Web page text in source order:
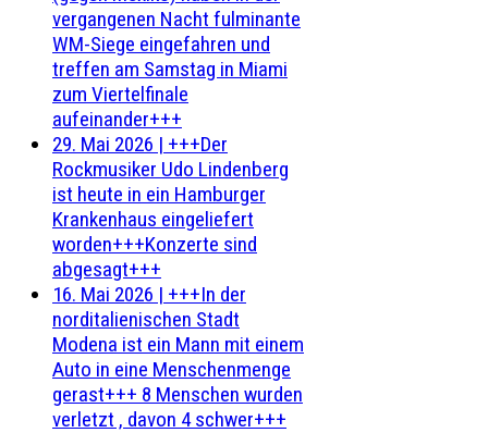
vergangenen Nacht fulminante
WM-Siege eingefahren und
treffen am Samstag in Miami
zum Viertelfinale
aufeinander+++
29. Mai 2026 | +++Der
Rockmusiker Udo Lindenberg
ist heute in ein Hamburger
Krankenhaus eingeliefert
worden+++Konzerte sind
abgesagt+++
16. Mai 2026 | +++In der
norditalienischen Stadt
Modena ist ein Mann mit einem
Auto in eine Menschenmenge
gerast+++ 8 Menschen wurden
verletzt , davon 4 schwer+++